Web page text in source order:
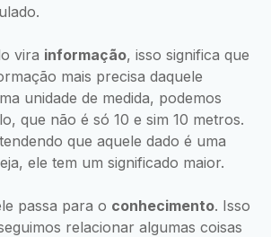
vira informação, isso significa que
mais precisa daquele
unidade de medida, podemos
que não é só 10 e sim 10 metros.
que aquele dado é uma
ele tem um significado maior.
passa para o conhecimento. Isso
relacionar algumas coisas